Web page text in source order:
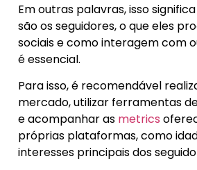
Em outras palavras, isso
são os seguidores, o que eles
sociais e como interagem com
é essencial.
Para isso, é recomendável
mercado, utilizar ferramentas
e acompanhar as metrics
próprias plataformas, como
interesses principais dos